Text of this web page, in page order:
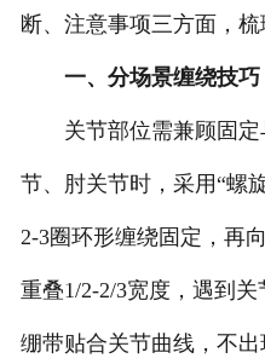
断、注意事项三方面，梳
一、分场景缠绕技
关节部位需兼顾固定
节、肘关节时，采用“螺
2-3圈环形缠绕固定，再
重叠1/2-2/3宽度，遇到
绷带贴合关节曲线，不出